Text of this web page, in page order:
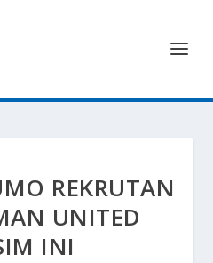
REKRUTAN
UNITED
INI